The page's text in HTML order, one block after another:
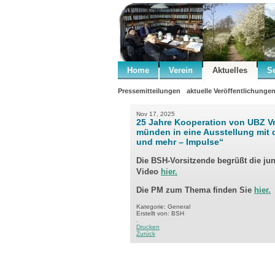
Home Verein Aktuelles
Pressemitteilungen aktuelle Veröffentlichungen
Nov 17, 2025
25 Jahre Kooperation von UBZ
münden in eine Ausstellung mit
und mehr – Impulse“
Die BSH-Vorsitzende begrüßt die
Video hier.
Die PM zum Thema finden Sie hier.
Kategorie: General
Erstellt von: BSH
Drucken
Zurück